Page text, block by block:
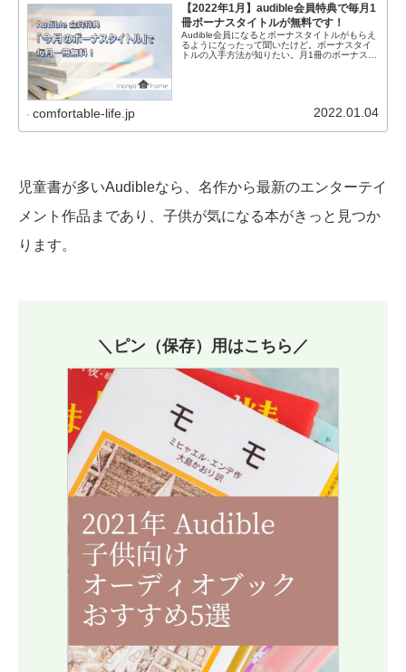
【2022年1月】audible会員特典で毎月1
冊ボーナスタイトルが無料です！
Audible会員になるとボーナスタイトルがもらえ
るようになったって聞いたけど。ボーナスタイ
トルの入手方法が知りたい。月1冊のボーナスタ
comfortable-life.jp 2022.01.04
児童書が多いAudibleなら、名作から最新のエンターテイ
メント作品まであり、子供が気になる本がきっと見つか
ります。
＼ピン（保存）用はこちら／